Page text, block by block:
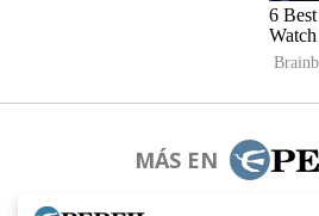
MÁS EN